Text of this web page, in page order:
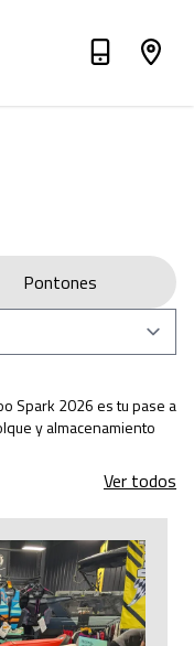
Pontones
Spark 2026 es tu pase a
y almacenamiento
Ver todos